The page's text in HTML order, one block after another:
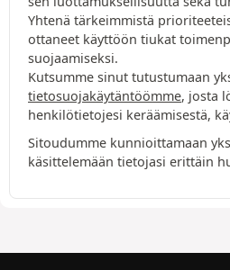
Yhtenä tärkeimmistä
ottaneet käyttöön tiukat
suojaamiseksi.
Kutsumme sinut tutustumaan
tietosuojakäytäntöömme, josta
henkilötietojesi keräämisestä,
Sitoudumme kunnioittamaan
käsittelemään tietojasi erittäin